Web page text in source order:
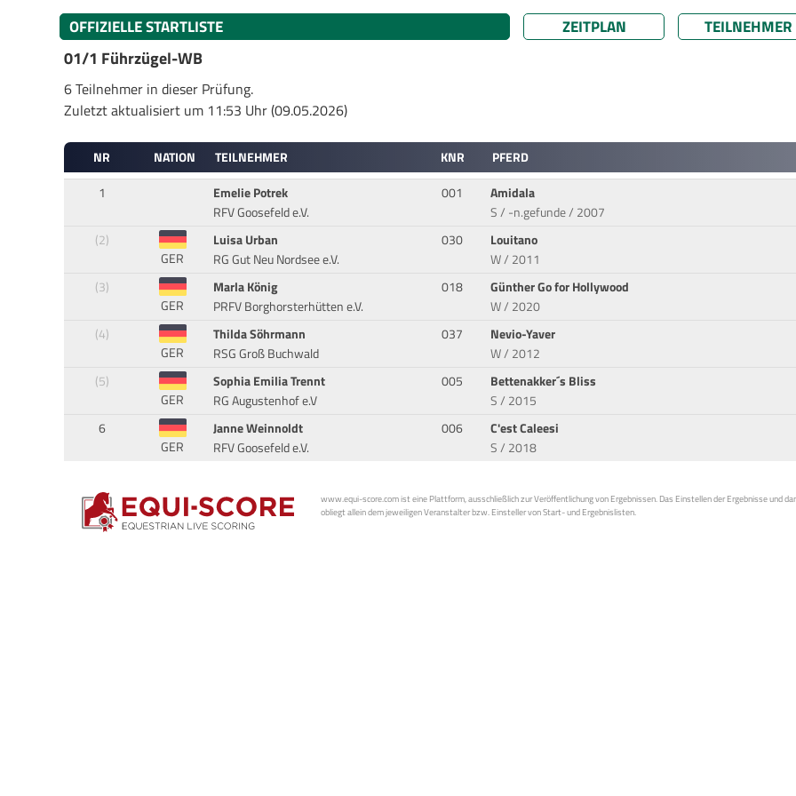
OFFIZIELLE STARTLISTE ZEITPLAN TEILNEHMER
01/1 Führzügel-WB
6 Teilnehmer in dieser Prüfung.
Zuletzt aktualisiert um 11:53 Uhr (09.05.2026)
NR NATION TEILNEHMER KNR
PFERD
1
Emelie Potrek
RFV Goosefeld e.V.
001
Amidala
S / -n.gefunde / 2007
(2)
GER
Luisa Urban
RG Gut Neu Nordsee e.V.
030
Louitano
W / 2011
(3)
GER
Marla König
PRFV Borghorsterhütten e.V.
018
Günther Go for Hollywood
W / 2020
(4)
GER
Thilda Söhrmann
RSG Groß Buchwald
037
Nevio-Yaver
W / 2012
(5)
GER
Sophia Emilia Trennt
RG Augustenhof e.V
005
Bettenakker´s Bliss
S / 2015
6
GER
Janne Weinnoldt
RFV Goosefeld e.V.
006
C'est Caleesi
S / 2018
www.equi-score.com ist eine Plattform, ausschließlich zur Veröffentlichung von Ergebnissen. Das Einstellen der Ergebnisse und
obliegt allein dem jeweiligen Veranstalter bzw. Einsteller von Start- und Ergebnislisten.